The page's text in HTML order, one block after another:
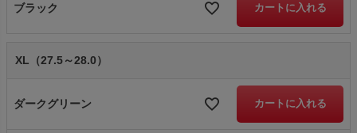
ブラック カートに入れる
XL（27.5～28.0）
ダークグリーン カートに入れる